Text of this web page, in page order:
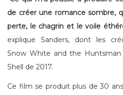
de créer une romance sombre,
perte, le chagrin et le voile
explique Sanders, dont les
Snow White and the
Shell de 2017.
Ce film se produit plus de 30